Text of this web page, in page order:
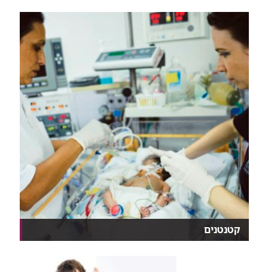
קטנטנים
איך מאכילים פג? איך מסייעים לו לנשום? איך מייצבים...